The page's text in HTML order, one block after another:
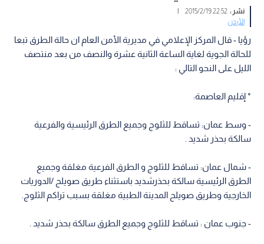
نشر :22:52 2015/2/19
|
الأردن
رؤيا - قال المركز الإعلامي في مديرية الأمن العام ان حالة الطرق تبعا
للحالة الجوية لغاية الساعة الثانية عشرة والنصف من بعد منتصف
الليل على النحو التالي :
* إقليم العاصمة:
- وسط عمان: تساقط للثلوج وجميع الطرق الرئيسية والفرعية
سالكة بحذر شديد .
- شمال عمان: تساقط للثلوج و الطرق الفرعية مغلقة وجميع
الطرق الرئيسية سالكة بحذرشديد باستثناء طريق صويلح /الدوريات
الخارجية وطريق صويلح المدينة الطبية مغلقة بسبب تراكم الثلوج.
- جنوب عمان : تساقط للثلوج وجميع الطرق سالكة بحذر شديد .